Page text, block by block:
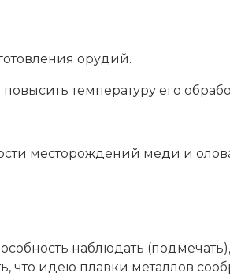
орудий.
температуру его
месторождений меди и
наблюдать
что идею плавки металлов